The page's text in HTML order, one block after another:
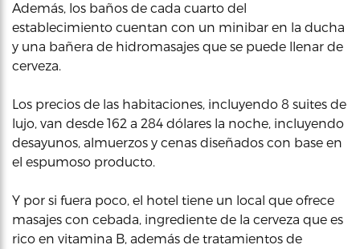
Además, los baños de cada cuarto del
establecimiento cuentan con un minibar en la ducha
y una bañera de hidromasajes que se puede llenar de
cerveza.
Los precios de las habitaciones, incluyendo 8 suites de
lujo, van desde 162 a 284 dólares la noche, incluyendo
desayunos, almuerzos y cenas diseñados con base en
el espumoso producto.
Y por si fuera poco, el hotel tiene un local que ofrece
masajes con cebada, ingrediente de la cerveza que es
rico en vitamina B, además de tratamientos de